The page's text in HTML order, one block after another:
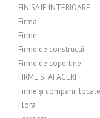
FINISAJE INTERIOARE
Firma
Firme
Firme de constructii
Firme de copertine
FIRME SI AFACERI
Firme și companii locale
Flora